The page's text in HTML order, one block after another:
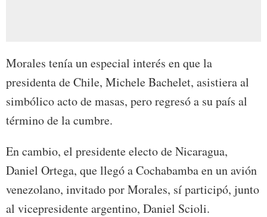
Morales tenía un especial interés en que la
presidenta de Chile, Michele Bachelet, asistiera al
simbólico acto de masas, pero regresó a su país al
término de la cumbre.
En cambio, el presidente electo de Nicaragua,
Daniel Ortega, que llegó a Cochabamba en un avión
venezolano, invitado por Morales, sí participó, junto
al vicepresidente argentino, Daniel Scioli.